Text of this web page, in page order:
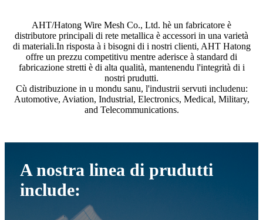
AHT/Hatong Wire Mesh Co., Ltd. hè un fabricatore è
distributore principali di rete metallica è accessori in una varietà
di materiali.In risposta à i bisogni di i nostri clienti, AHT Hatong
offre un prezzu competitivu mentre aderisce à standard di
fabricazione stretti è di alta qualità, mantenendu l'integrità di i
nostri prudutti.
Cù distribuzione in u mondu sanu, l'industrii servuti includenu:
Automotive, Aviation, Industrial, Electronics, Medical, Military,
and Telecommunications.
A nostra linea di prudutti
include: